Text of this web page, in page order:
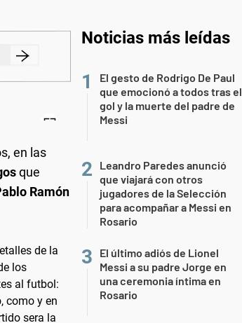
en las
que
Ramón
Noticias más leídas
El gesto de Rodrigo De Paul
que emocionó a todos tras el
gol y la muerte del padre de
Messi
Leandro Paredes anunció
que viajará con otros
jugadores de la Selección
para acompañar a Messi en
Rosario
El último adiós de Lionel
Messi a su padre Jorge en
una ceremonia íntima en
Rosario